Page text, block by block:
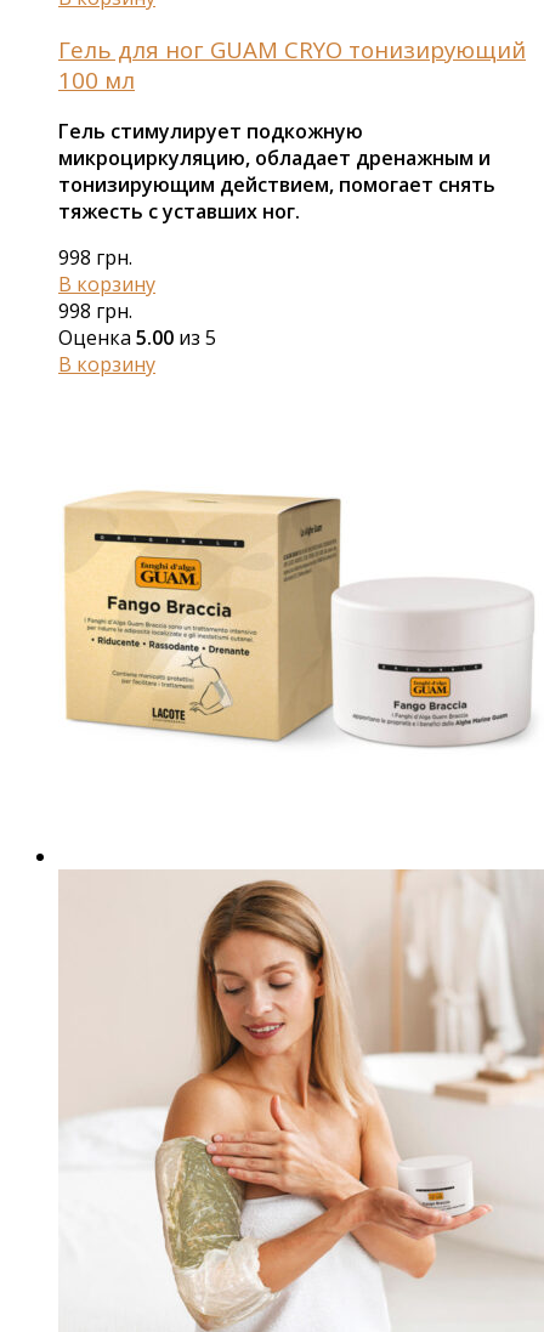
Гель для ног GUAM CRYO тонизирующий
100 мл
Гель стимулирует подкожную
микроциркуляцию, обладает дренажным и
тонизирующим действием, помогает снять
тяжесть с уставших ног.
998 грн.
В корзину
998 грн.
Оценка 5.00 из 5
В корзину